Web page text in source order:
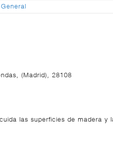
(Madrid), 28108
las superficies de madera y